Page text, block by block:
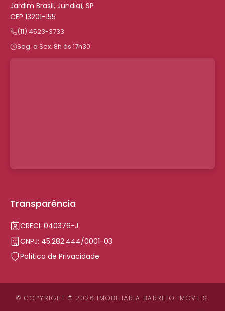
Jardim Brasil, Jundiaí, SP
CEP 13201-155
(11) 4523-3733
Seg. a Sex. 8h às 17h30
Transparência
CRECI: 040376-J
CNPJ: 45.282.444/0001-03
Política de Privacidade
© COPYRIGHT © 2026 IMOBILIÁRIA BARRETO IMÓVEIS.